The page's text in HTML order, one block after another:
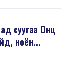
суугаа Онц
ноён...